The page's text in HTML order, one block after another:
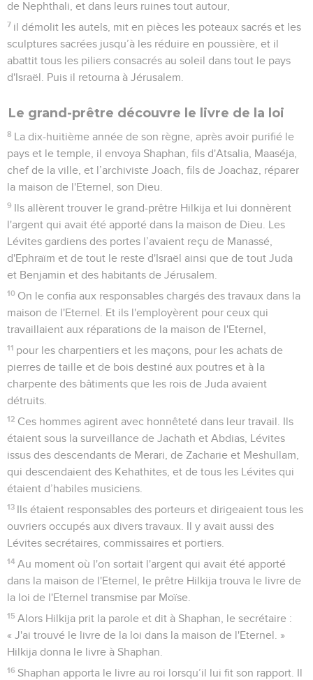
Pâque.
9
Conania, Shemaeja et Nathanaël, ses frères, Hashabia,
Jeïel et Jozabad, chefs des Lévites, donnèrent 5000
agneaux et 500 bœufs aux Lévites pour la Pâque.
roi.
11
Ils égorgèrent les victimes de la Pâque. Les prêtres
faisaient l’aspersion du sang qu'ils recevaient des Lévites et
les Lévites enlevaient la peau des victimes.
12
Ils mettaient les éléments destinés aux holocaustes à part
pour les donner aux différentes familles des membres du
peuple, afin qu'ils les offrent à l'Eternel conformément à ce
qui est écrit dans le livre de Moïse ; ce fut le cas pour les
bœufs.
13
Ils firent cuire l’agneau pascal au feu, conformément aux
règles. Quant aux choses saintes, on les fit cuire dans des
marmites, des chaudrons et des poêles. Puis ils
s'empressèrent de les distribuer à tout le peuple.
14 Ensuite ils préparèrent ce qui était pour eux et pour les
prêtres. En effet, les prêtres, les descendants d'Aaron, furent
occupés jusqu'à la nuit à offrir les holocaustes et les graisses.
C'est pourquoi les Lévites préparèrent ce qui était pour eux
et pour les prêtres, les descendants d'Aaron.
15 Les musiciens, les descendants d'Asaph, étaient à leur
place, conformément aux ordres de David, d'Asaph, d'Héman
et de Jeduthun, le voyant du roi, et les portiers se tenaient à
chaque porte ; ils n'eurent pas à s’écarter de leur service, car
leurs frères, les Lévites, préparèrent ce qui leur était destiné.
16 Ainsi, tout le service de l'Eternel pour célébrer la Pâque et
pour offrir des holocaustes sur l'autel de l'Eternel fut
organisé ce jour-là, conformément à l'ordre du roi Josias.
17 Les Israélites qui se trouvaient là célébrèrent la Pâque à ce
moment-là et la fête des pains sans levain pendant 7 jours.
18 Aucune Pâque pareille à celle-là n'avait été célébrée en
Israël depuis l’époque du prophète Samuel, et aucun des
rois d'Israël n'avait célébré une Pâque pareille à celle que
célébrèrent Josias, les prêtres, les Lévites, tout Juda, les